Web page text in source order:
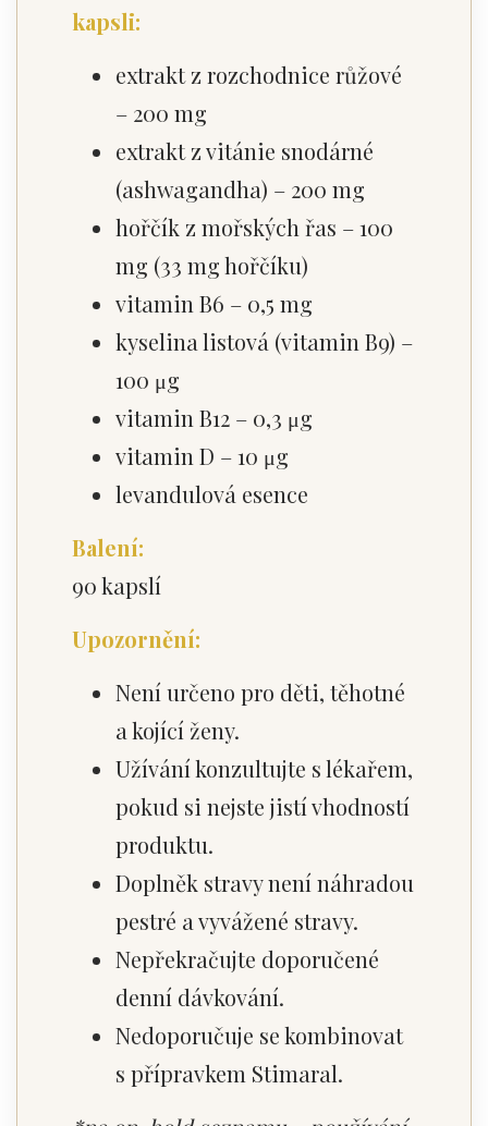
kapsli:
extrakt z rozchodnice růžové
– 200 mg
extrakt z vitánie snodárné
(ashwagandha) – 200 mg
hořčík z mořských řas – 100
mg (33 mg hořčíku)
vitamin B6 – 0,5 mg
kyselina listová (vitamin B9) –
100 μg
vitamin B12 – 0,3 μg
vitamin D – 10 μg
levandulová esence
Balení:
90 kapslí
Upozornění:
Není určeno pro děti, těhotné
a kojící ženy.
Užívání konzultujte s lékařem,
pokud si nejste jistí vhodností
produktu.
Doplněk stravy není náhradou
pestré a vyvážené stravy.
Nepřekračujte doporučené
denní dávkování.
Nedoporučuje se kombinovat
s přípravkem Stimaral.